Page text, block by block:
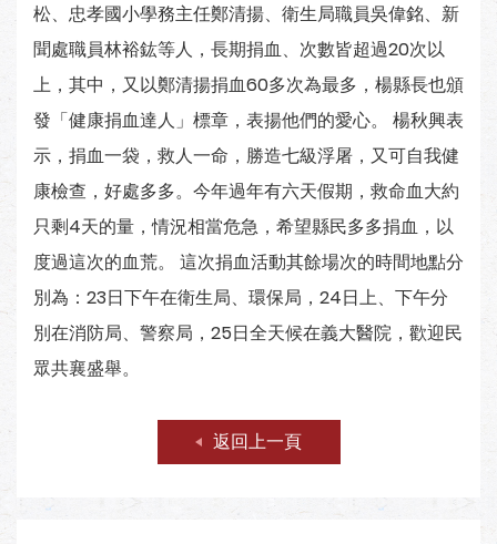
松、忠孝國小學務主任鄭清揚、衛生局職員吳偉銘、新
聞處職員林裕鈜等人，長期捐血、次數皆超過20次以
上，其中，又以鄭清揚捐血60多次為最多，楊縣長也頒
發「健康捐血達人」標章，表揚他們的愛心。 楊秋興表
示，捐血一袋，救人一命，勝造七級浮屠，又可自我健
康檢查，好處多多。今年過年有六天假期，救命血大約
只剩4天的量，情況相當危急，希望縣民多多捐血，以
度過這次的血荒。 這次捐血活動其餘場次的時間地點分
別為：23日下午在衛生局、環保局，24日上、下午分
別在消防局、警察局，25日全天候在義大醫院，歡迎民
眾共襄盛舉。
返回上一頁